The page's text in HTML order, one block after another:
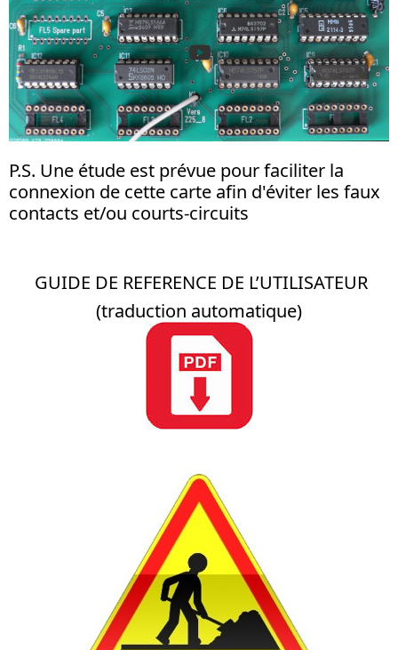
P.S. Une étude est prévue pour faciliter la
connexion de cette carte afin d'éviter les faux
contacts et/ou courts-circuits
GUIDE DE REFERENCE DE L’UTILISATEUR
(traduction automatique)